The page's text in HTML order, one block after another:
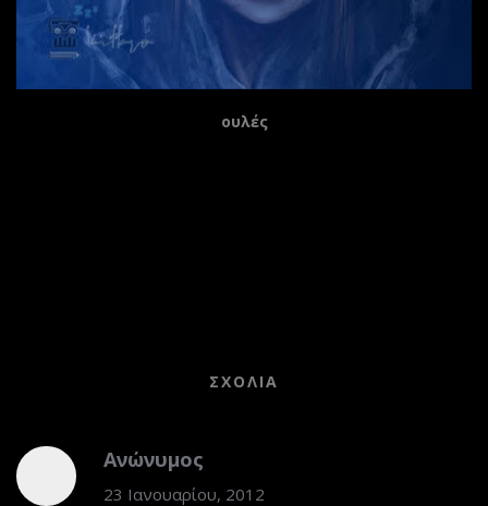
ουλές
ΣΧΌΛΙΑ
Ανώνυμος
23 Ιανουαρίου, 2012